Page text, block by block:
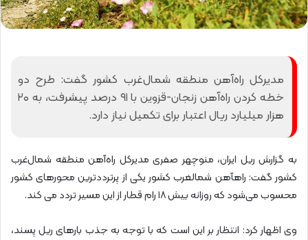
مدیرکل راه‌آهن منطقه شمال‌غرب کشور گفت: طرح دو
خطه کردن راه‌آهن زنجان-قزوین با ۹۱ درصد پیشرفت، به ۲۰
هزار میلیارد ریال اعتبار برای تکمیل نیاز دارد.
به گزارش ریل ایران، منوچهر صفری مدیرکل راه‌آهن منطقه شمال‌غرب
کشور گفت: راهآهن شمالغرب کشور یکی از پرترددترین محورهای کشور
محسوب می‌شود که روزانه بیش ۱۸ رام قطار از این مسیر تردد می کند.
وی اظهار کرد: انتظار بر این است که با توجه به جذب بارهای ریل پسند،